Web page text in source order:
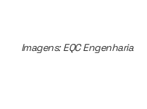
Imagens: EQC Engenharia